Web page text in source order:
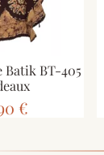
Batik BT-405
€